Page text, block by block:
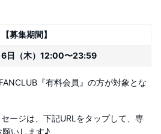
【募集期間】
日（木）12:00〜23:59
『有料会員』の方が対象とな
ージは、下記URLをタップして、専
願いします♪